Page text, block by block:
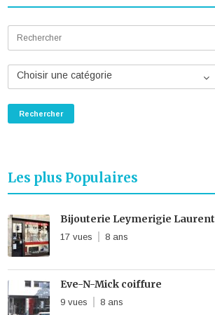
Choisir une catégorie
Les plus Populaires
Bijouterie Leymerigie Laurent
17 vues 8 ans
Eve-N-Mick coiffure
9 vues 8 ans